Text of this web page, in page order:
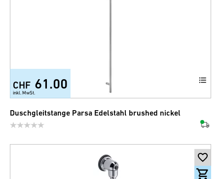
CHF 61.00
inkl. MwSt.
Duschgleitstange Parsa Edelstahl brushed nickel